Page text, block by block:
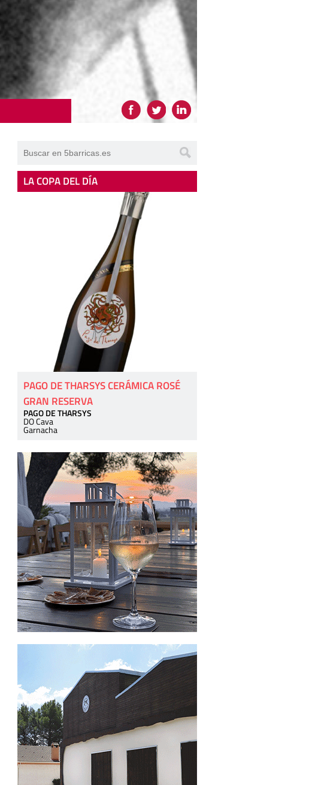
LA COPA DEL DÍA
PAGO DE THARSYS CERÁMICA ROSÉ
GRAN RESERVA
PAGO DE THARSYS
DO Cava
Garnacha